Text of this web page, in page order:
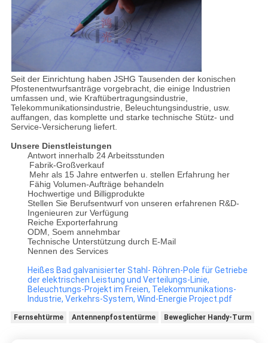
Seit der Einrichtung haben JSHG Tausenden der konischen
Pfostenentwurfsanträge vorgebracht, die einige Industrien
umfassen und, wie Kraftübertragungsindustrie,
Telekommunikationsindustrie, Beleuchtungsindustrie, usw.
auffangen, das komplette und starke technische Stütz- und
Service-Versicherung liefert.
Unsere Dienstleistungen
Antwort innerhalb 24 Arbeitsstunden
Fabrik-Großverkauf
Mehr als 15 Jahre entwerfen u. stellen Erfahrung her
Fähig Volumen-Aufträge behandeln
Hochwertige und Billigprodukte
Stellen Sie Berufsentwurf von unseren erfahrenen R&D-
Ingenieuren zur Verfügung
Reiche Exporterfahrung
ODM, Soem annehmbar
Technische Unterstützung durch E-Mail
Nennen des Services
Heißes Bad galvanisierter Stahl- Röhren-Pole für Getriebe
der elektrischen Leistung und Verteilungs-Linie,
Beleuchtungs-Projekt im Freien, Telekommunikations-
Industrie, Verkehrs-System, Wind-Energie Project.pdf
Fernsehtürme Antennenpfostentürme Beweglicher Handy-Turm